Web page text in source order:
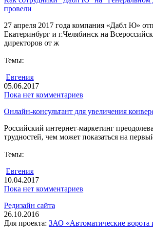
провели
27 апреля 2017 года компания «Дабл Ю»
Екатеринбург и г.Челябинск на
директоров от ж
Темы:
Евгения
05.06.2017
Пока нет комментариев
Онлайн-консультант для увеличения
Российский интернет-маркетинг
трудностей, чем может показаться на
Темы:
Евгения
10.04.2017
Пока нет комментариев
Редизайн сайта
26.10.2016
Для проекта: ЗАО «Автоматические ворота